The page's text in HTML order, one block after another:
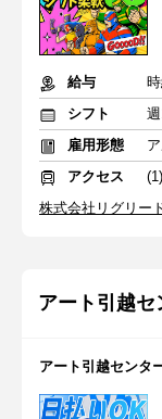
給与
シフト
雇用形態
アクセス
株式会社リグリー
アート引越
アート引越センタ